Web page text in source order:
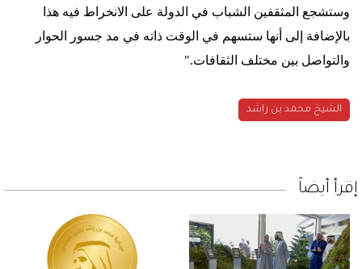
وستشجع المثقفين الشباب في الدولة على الانخراط فيه هذا
بالإضافة إلى أنها ستسهم في الوقت ذاته في مد جسور الحوار
والتواصل بين مختلف الثقافات".
الشيخ محمد بن راشد
إقرأ أيضاً